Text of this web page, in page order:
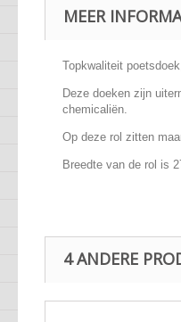
MEER
Topkwaliteit
Deze doeken zijn u
chemicaliën.
Op deze rol zitten
Breedte van de rol is
4 ANDERE